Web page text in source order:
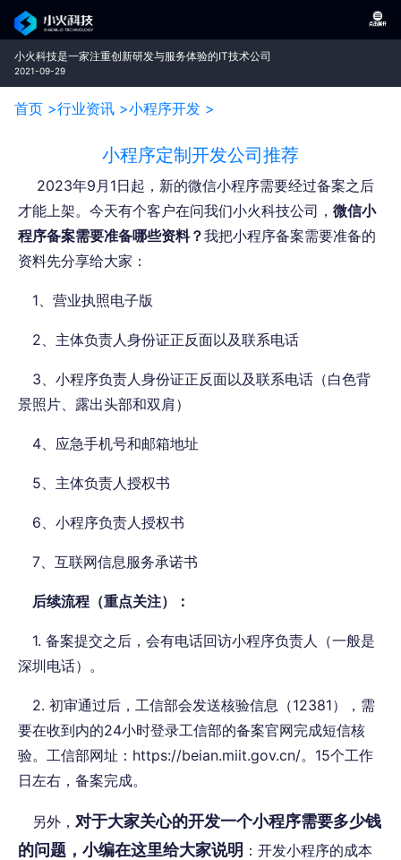
小火科技是一家注重创新研发与服务体验的IT技术公司
2021-09-29
首页 >行业资讯 >小程序开发 >
小程序定制开发公司推荐
2023年9月1日起，新的微信小程序需要经过备案之后
才能上架。今天有个客户在问我们小火科技公司， 微信小
程序备案需要准备哪些资料？我把小程序备案需要准备的
资料先分享给大家：
1、营业执照电子版
2、主体负责人身份证正反面以及联系电话
3、小程序负责人身份证正反面以及联系电话（白色背
景照片、露出头部和双肩）
4、应急手机号和邮箱地址
5、主体负责人授权书
6、小程序负责人授权书
7、互联网信息服务承诺书
后续流程（重点关注）：
1. 备案提交之后，会有电话回访小程序负责人（一般是
深圳电话）。
2. 初审通过后，工信部会发送核验信息（12381），需
要在收到内的24小时登录工信部的备案官网完成短信核
验。工信部网址：https://beian.miit.gov.cn/。15个工作
日左右，备案完成。
另外， 对于大家关心的开发一个小程序需要多少钱
的问题，小编在这里给大家说明 ：开发小程序的成本